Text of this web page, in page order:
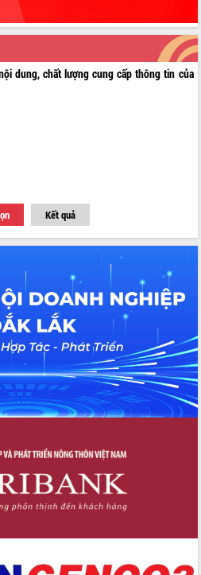
dung, chất lượng cung cấp thông tin của
Kết quả